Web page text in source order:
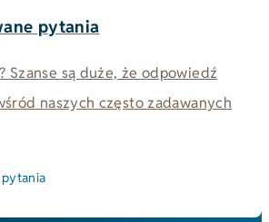
pytania
Szanse są duże, że odpowiedź
naszych często zadawanych